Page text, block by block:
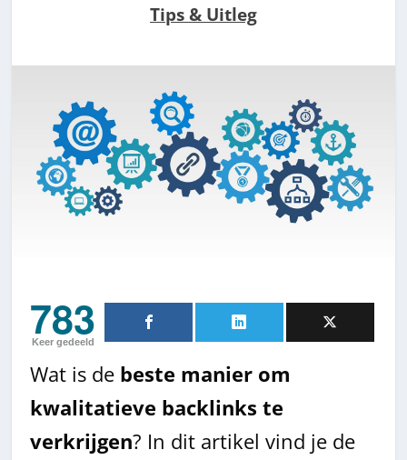
Tips & Uitleg
783
Keer gedeeld
Wat is de beste manier om
kwalitatieve backlinks te
verkrijgen? In dit artikel vind je de